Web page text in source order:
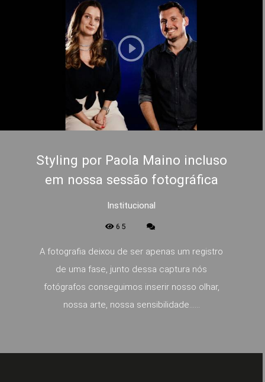
Styling por Paola Maino incluso
em nossa sessão fotográfica
Institucional
65
A fotografia deixou de ser apenas um registro
de uma fase, junto dessa captura nós
fotógrafos conseguimos inserir nosso olhar,
nossa arte, nossa sensibilidade…...